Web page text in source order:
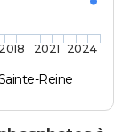
Reine
2018 2021 2024